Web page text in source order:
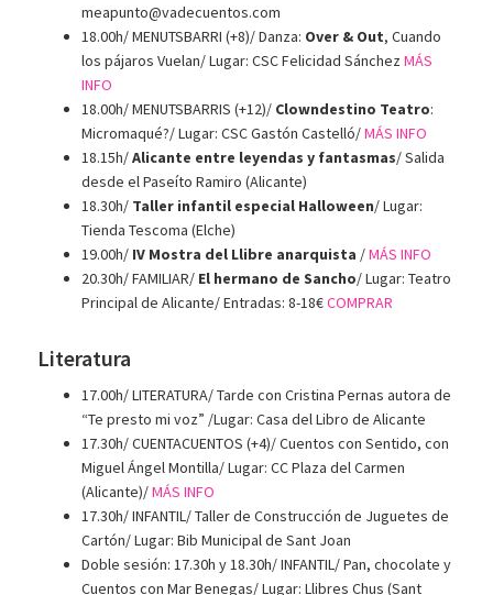
meapunto@vadecuentos.com
18.00h/ MENUTSBARRI (+8)/ Danza: Over & Out, Cuando
los pájaros Vuelan/ Lugar: CSC Felicidad SánchezMÁS
INFO
18.00h/ MENUTSBARRIS (+12)/ Clowndestino Teatro:
Micromaqué?/ Lugar: CSC Gastón Castelló/MÁS INFO
18.15h/Alicante entre leyendas y fantasmas/ Salida
desde el Paseíto Ramiro (Alicante)
18.30h/ Taller infantil especial Halloween/ Lugar:
Tienda Tescoma (Elche)
19.00h/ IV Mostra del Llibre anarquista /MÁS INFO
20.30h/ FAMILIAR/ El hermano de Sancho/ Lugar: Teatro
Principal de Alicante/ Entradas: 8-18€COMPRAR
Literatura
17.00h/ LITERATURA/ Tarde con Cristina Pernas autora de
“Te presto mi voz” /Lugar: Casa del Libro de Alicante
17.30h/ CUENTACUENTOS (+4)/ Cuentos con Sentido, con
Miguel Ángel Montilla/ Lugar: CC Plaza del Carmen
(Alicante)/MÁS INFO
17.30h/ INFANTIL/ Taller de Construcción de Juguetes de
Cartón/ Lugar: Bib Municipal de Sant Joan
Doble sesión: 17.30h y 18.30h/ INFANTIL/ Pan, chocolate y
Cuentos con Mar Benegas/ Lugar: Llibres Chus (Sant